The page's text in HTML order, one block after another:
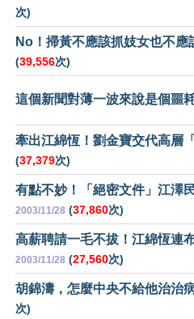
次)
No！掃黃不應該抓妓女也不應
(39,556次)
這個新聞對薄一波來說是個噩
牽出江綿恆！劉金寶交代高層
(37,379次)
有點不妙！「絕密文件」江澤
2003/11/28 (37,860次)
高薪聘請一毛不拔！江綿恆連
2003/11/28 (27,560次)
胡錦濤，怎麼中央不給他治治
次)